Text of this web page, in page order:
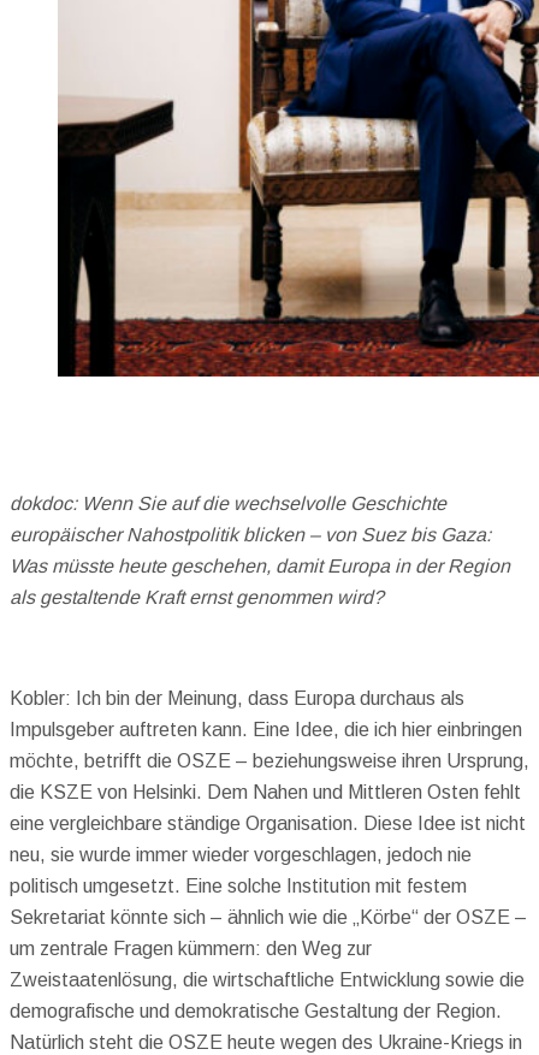
dokdoc: Wenn Sie auf die wechselvolle Geschichte
europäischer Nahostpolitik blicken – von Suez bis Gaza:
Was müsste heute geschehen, damit Europa in der Region
als gestaltende Kraft ernst genommen wird?
Kobler: Ich bin der Meinung, dass Europa durchaus als
Impulsgeber auftreten kann. Eine Idee, die ich hier einbringen
möchte, betrifft die OSZE – beziehungsweise ihren Ursprung,
die KSZE von Helsinki. Dem Nahen und Mittleren Osten fehlt
eine vergleichbare ständige Organisation. Diese Idee ist nicht
neu, sie wurde immer wieder vorgeschlagen, jedoch nie
politisch umgesetzt. Eine solche Institution mit festem
Sekretariat könnte sich – ähnlich wie die „Körbe“ der OSZE –
um zentrale Fragen kümmern: den Weg zur
Zweistaatenlösung, die wirtschaftliche Entwicklung sowie die
demografische und demokratische Gestaltung der Region.
Natürlich steht die OSZE heute wegen des Ukraine-Kriegs in